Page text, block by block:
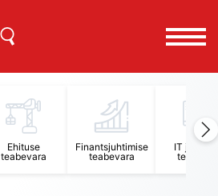
Ehituse
teabevara
Finantsjuhtimise
teabevara
IT